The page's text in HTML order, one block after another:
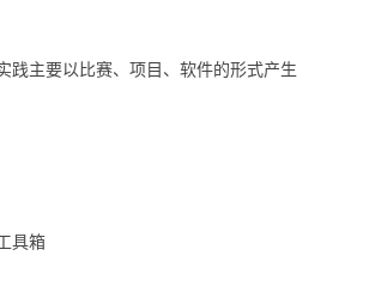
践主要以比赛、项目、软件的形式产生
具箱